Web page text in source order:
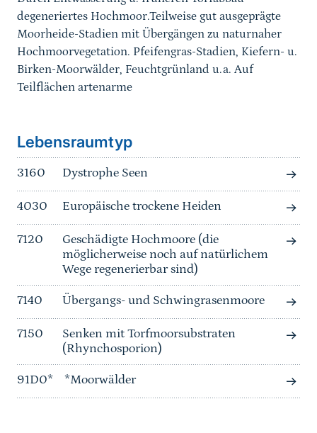
degeneriertes Hochmoor.Teilweise gut ausgeprägte
Moorheide-Stadien mit Übergängen zu naturnaher
Hochmoorvegetation. Pfeifengras-Stadien, Kiefern- u.
Birken-Moorwälder, Feuchtgrünland u.a. Auf
Teilflächen artenarme
Lebensraumtyp
3160 Dystrophe Seen
4030 Europäische trockene Heiden
7120
Geschädigte Hochmoore (die
möglicherweise noch auf natürlichem
Wege regenerierbar sind)
7140 Übergangs- und Schwingrasenmoore
7150
Senken mit Torfmoorsubstraten
(Rhynchosporion)
91D0* *Moorwälder